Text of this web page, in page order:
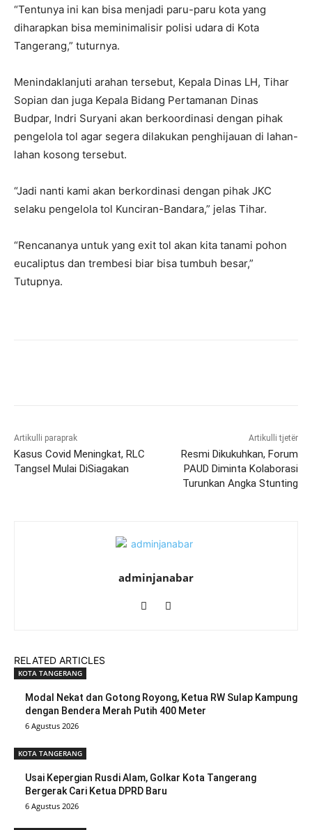
“Tentunya ini kan bisa menjadi paru-paru kota yang
diharapkan bisa meminimalisir polisi udara di Kota
Tangerang,” tuturnya.
Menindaklanjuti arahan tersebut, Kepala Dinas LH, Tihar
Sopian dan juga Kepala Bidang Pertamanan Dinas
Budpar, Indri Suryani akan berkoordinasi dengan pihak
pengelola tol agar segera dilakukan penghijauan di lahan-
lahan kosong tersebut.
“Jadi nanti kami akan berkordinasi dengan pihak JKC
selaku pengelola tol Kunciran-Bandara,” jelas Tihar.
“Rencananya untuk yang exit tol akan kita tanami pohon
eucaliptus dan trembesi biar bisa tumbuh besar,”
Tutupnya.
Artikulli paraprak
Kasus Covid Meningkat, RLC
Tangsel Mulai DiSiagakan
Artikulli tjetër
Resmi Dikukuhkan, Forum
PAUD Diminta Kolaborasi
Turunkan Angka Stunting
adminjanabar
RELATED ARTICLES
KOTA TANGERANG
Modal Nekat dan Gotong Royong, Ketua RW Sulap Kampung
dengan Bendera Merah Putih 400 Meter
6 Agustus 2026
KOTA TANGERANG
Usai Kepergian Rusdi Alam, Golkar Kota Tangerang
Bergerak Cari Ketua DPRD Baru
6 Agustus 2026